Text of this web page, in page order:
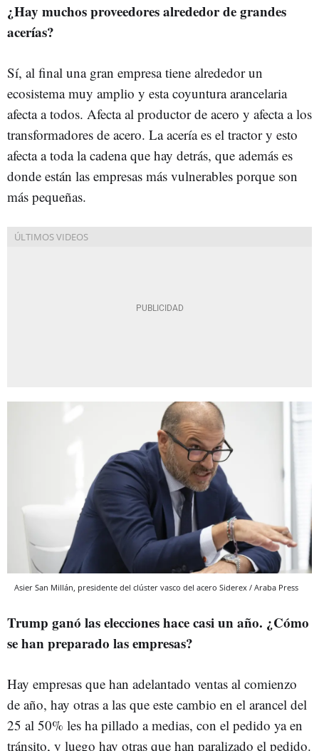
¿Hay muchos proveedores alrededor de grandes
acerías?
Sí, al final una gran empresa tiene alrededor un
ecosistema muy amplio y esta coyuntura arancelaria
afecta a todos. Afecta al productor de acero y afecta a los
transformadores de acero. La acería es el tractor y esto
afecta a toda la cadena que hay detrás, que además es
donde están las empresas más vulnerables porque son
más pequeñas.
Asier San Millán, presidente del clúster vasco del acero Siderex / Araba Press
Trump ganó las elecciones hace casi un año. ¿Cómo
se han preparado las empresas?
Hay empresas que han adelantado ventas al comienzo
de año, hay otras a las que este cambio en el arancel del
25 al 50% les ha pillado a medias, con el pedido ya en
tránsito, y luego hay otras que han paralizado el pedido.